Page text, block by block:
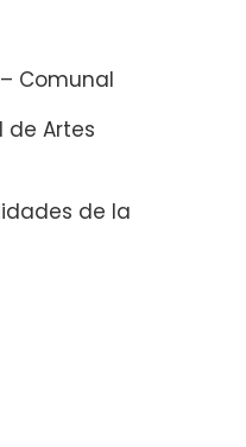
Comunal
de Artes
de la